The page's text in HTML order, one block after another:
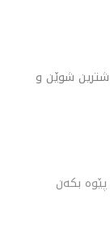
شوێن و
بکەن